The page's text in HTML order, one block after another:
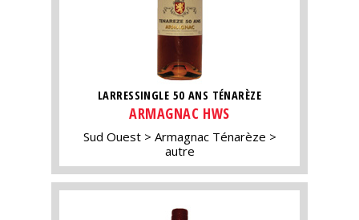
LARRESSINGLE 50 ANS TÉNARÈZE
ARMAGNAC HWS
Sud Ouest
Armagnac Ténarèze
autre